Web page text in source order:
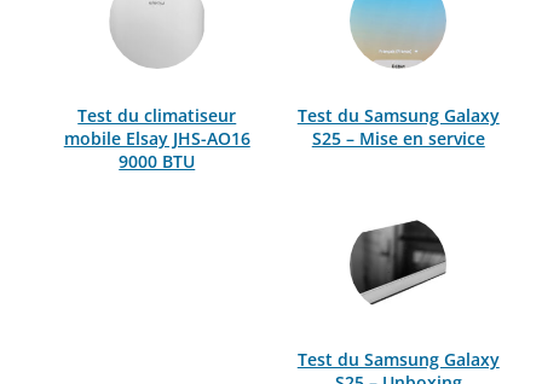
Test du climatiseur
mobile Elsay JHS-AO16
9000 BTU
Test du Samsung Galaxy
S25 – Mise en service
Test du Samsung Galaxy